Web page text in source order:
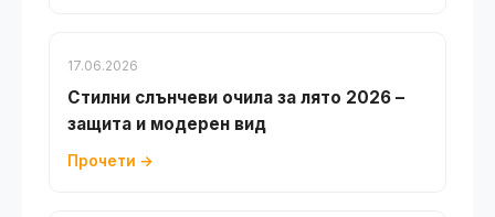
17.06.2026
Стилни слънчеви очила за лято 2026 –
защита и модерен вид
Прочети →